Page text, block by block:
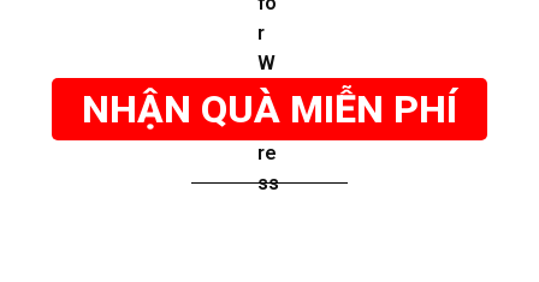
NHẬN QUÀ MIỄN PHÍ